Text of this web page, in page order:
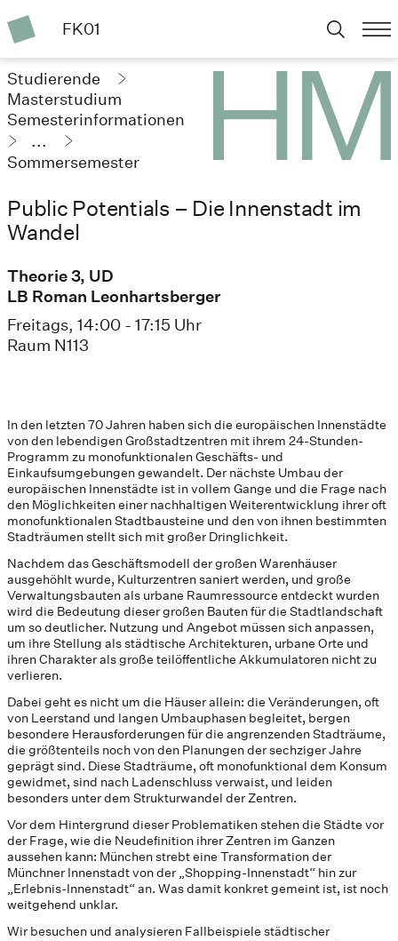
FK01
Studierende
Masterstudium
Semesterinformationen
...
Sommersemester
Public Potentials – Die Innenstadt im
Wandel
Theorie 3, UD
LB Roman Leonhartsberger
Freitags, 14:00 - 17:15 Uhr
Raum N113
In den letzten 70 Jahren haben sich die europäischen Innenstädte
von den lebendigen Großstadtzentren mit ihrem 24-Stunden-
Programm zu monofunktionalen Geschäfts- und
Einkaufsumgebungen gewandelt. Der nächste Umbau der
europäischen Innenstädte ist in vollem Gange und die Frage nach
den Möglichkeiten einer nachhaltigen Weiterentwicklung ihrer oft
monofunktionalen Stadtbausteine und den von ihnen bestimmten
Stadträumen stellt sich mit großer Dringlichkeit.
Nachdem das Geschäftsmodell der großen Warenhäuser
ausgehöhlt wurde, Kulturzentren saniert werden, und große
Verwaltungsbauten als urbane Raumressource entdeckt wurden
wird die Bedeutung dieser großen Bauten für die Stadtlandschaft
um so deutlicher. Nutzung und Angebot müssen sich anpassen,
um ihre Stellung als städtische Architekturen, urbane Orte und
ihren Charakter als große teilöffentliche Akkumulatoren nicht zu
verlieren.
Dabei geht es nicht um die Häuser allein: die Veränderungen, oft
von Leerstand und langen Umbauphasen begleitet, bergen
besondere Herausforderungen für die angrenzenden Stadträume,
die größtenteils noch von den Planungen der sechziger Jahre
geprägt sind. Diese Stadträume, oft monofunktional dem Konsum
gewidmet, sind nach Ladenschluss verwaist, und leiden
besonders unter dem Strukturwandel der Zentren.
Vor dem Hintergrund dieser Problematiken stehen die Städte vor
der Frage, wie die Neudefinition ihrer Zentren im Ganzen
aussehen kann: München strebt eine Transformation der
Münchner Innenstadt von der „Shopping-Innenstadt“ hin zur
„Erlebnis-Innenstadt“ an. Was damit konkret gemeint ist, ist noch
weitgehend unklar.
Wir besuchen und analysieren Fallbeispiele städtischer